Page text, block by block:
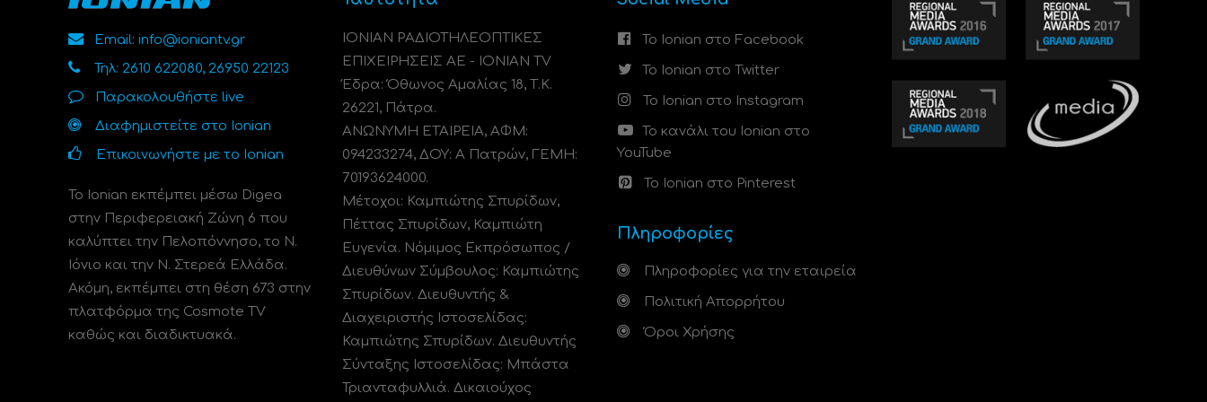
Email: info@ioniantv.gr
Τηλ: 2610 622080, 26950 22123
Παρακολουθήστε live
Διαφημιστείτε στο Ionian
Επικοινωνήστε με το Ionian
Το Ionian εκπέμπει μέσω Digea
στην Περιφερειακή Ζώνη 6 που
καλύπτει την Πελοπόννησο, το N.
Ιόνιο και την Ν. Στερεά Ελλάδα.
Ακόμη, εκπέμπει στη θέση 673 στην
πλατφόρμα της Cosmote TV
καθώς και διαδικτυακά.
ΙΟΝΙΑΝ ΡΑΔΙΟΤΗΛΕΟΠΤΙΚΕΣ
ΕΠΙΧΕΙΡΗΣΕΙΣ ΑΕ - IONIAN TV
Έδρα: Όθωνος Αμαλίας 18, Τ.Κ.
26221, Πάτρα.
ΑΝΩΝΥΜΗ ΕΤΑΙΡΕΙΑ, ΑΦΜ:
094233274, ΔΟΥ: A Πατρών, ΓΕΜΗ:
70193624000.
Μέτοχοι: Καμπιώτης Σπυρίδων,
Πέττας Σπυρίδων, Καμπιώτη
Ευγενία. Νόμιμος Εκπρόσωπος /
Διευθύνων Σύμβουλος: Καμπιώτης
Σπυρίδων. Διευθυντής &
Διαχειριστής Ιστοσελίδας:
Καμπιώτης Σπυρίδων. Διευθυντής
Σύνταξης Ιστοσελίδας: Μπάστα
Τριανταφυλλιά. Δικαιούχος
Το Ionian στο Facebook
Το Ionian στο Twitter
Το Ionian στο Instagram
Το κανάλι του Ionian στο
YouTube
Το Ionian στο Pinterest
Πληροφορίες
Πληροφορίες για την εταιρεία
Πολιτική Απορρήτου
Όροι Χρήσης